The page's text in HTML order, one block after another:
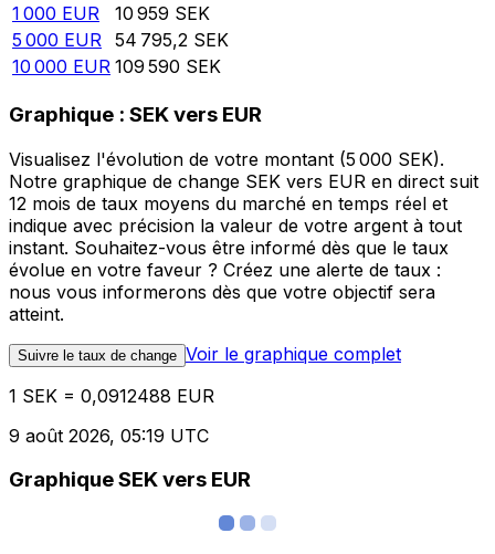
1 000 EUR 10 959 SEK
5 000 EUR 54 795,2 SEK
10 000 EUR 109 590 SEK
Graphique : SEK vers EUR
Visualisez l'évolution de votre montant (5 000 SEK).
Notre graphique de change SEK vers EUR en direct suit
12 mois de taux moyens du marché en temps réel et
indique avec précision la valeur de votre argent à tout
instant. Souhaitez-vous être informé dès que le taux
évolue en votre faveur ? Créez une alerte de taux :
nous vous informerons dès que votre objectif sera
atteint.
Suivre le taux de change Voir le graphique complet
1 SEK = 0,0912488 EUR
9 août 2026, 05:19 UTC
Graphique SEK vers EUR